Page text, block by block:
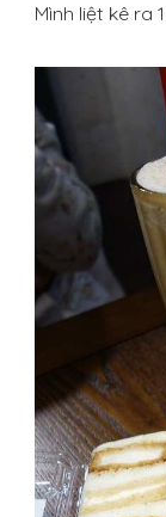
Mình liệt kê ra